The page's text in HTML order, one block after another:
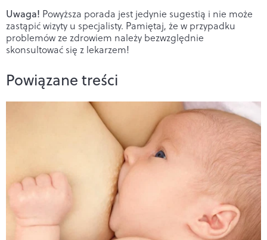
Uwaga! Powyższa porada jest jedynie sugestią i nie może
zastąpić wizyty u specjalisty. Pamiętaj, że w przypadku
problemów ze zdrowiem należy bezwzględnie
skonsultować się z lekarzem!
Powiązane treści